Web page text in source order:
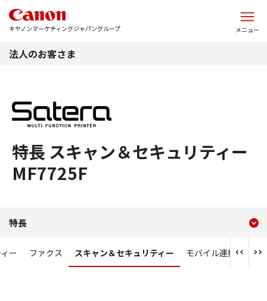
キヤノンマーケティングジャパングループ メニュー
法人のお客さま
特長 スキャン＆セキュリティー
MF7725F
特長 スキャン＆セキュリ
特長
ー ファクス スキャン＆セキュリティー モバイル連携強化